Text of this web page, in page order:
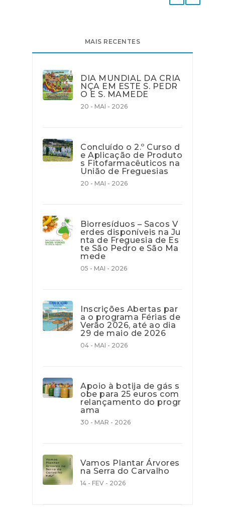
MAIS RECENTES
DIA MUNDIAL DA CRIA
NÇA EM ESTE S. PEDR
O E S. MAMEDE
20 - MAI - 2026
Concluído o 2.º Curso d
e Aplicação de Produto
s Fitofarmacêuticos na
União de Freguesias
20 - MAI - 2026
Biorresíduos – Sacos V
erdes disponíveis na Ju
nta de Freguesia de Es
te São Pedro e São Ma
mede
05 - MAI - 2026
Inscrições Abertas par
a o programa Férias de
Verão 2026, até ao dia
29 de maio de 2026
04 - MAI - 2026
Apoio à botija de gás s
obe para 25 euros com
relançamento do progr
ama
30 - MAR - 2026
Vamos Plantar Árvores
na Serra do Carvalho
14 - FEV - 2026